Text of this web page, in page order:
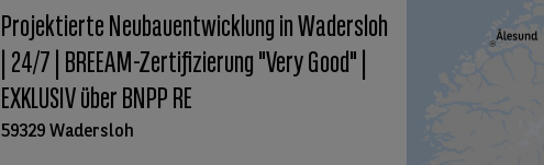
Projektierte Neubauentwicklung in Wadersloh
| 24/7 | BREEAM-Zertifizierung "Very Good" |
EXKLUSIV über BNPP RE
59329 Wadersloh